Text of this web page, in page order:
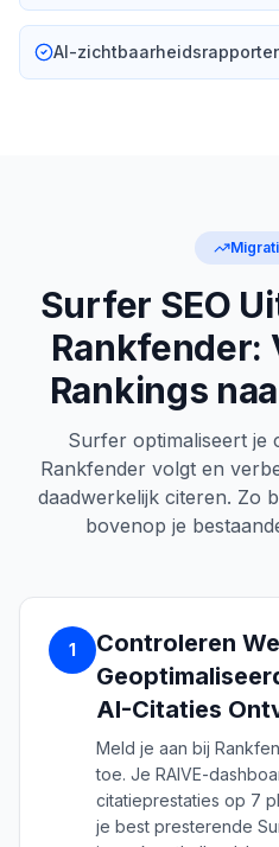
AI-
Surfer SEO
Rankfender:
Rankings
Surfer optimaliseert je
Rankfender volgt en
daadwerkelijk citeren. Zo
bovenop je
1
Controleren
AI-Citaties
Meld je aan bij
toe. Je RAIVE-
citatieprestaties op 7
je best presterende